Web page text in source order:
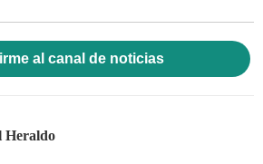
al canal de noticias
Heraldo